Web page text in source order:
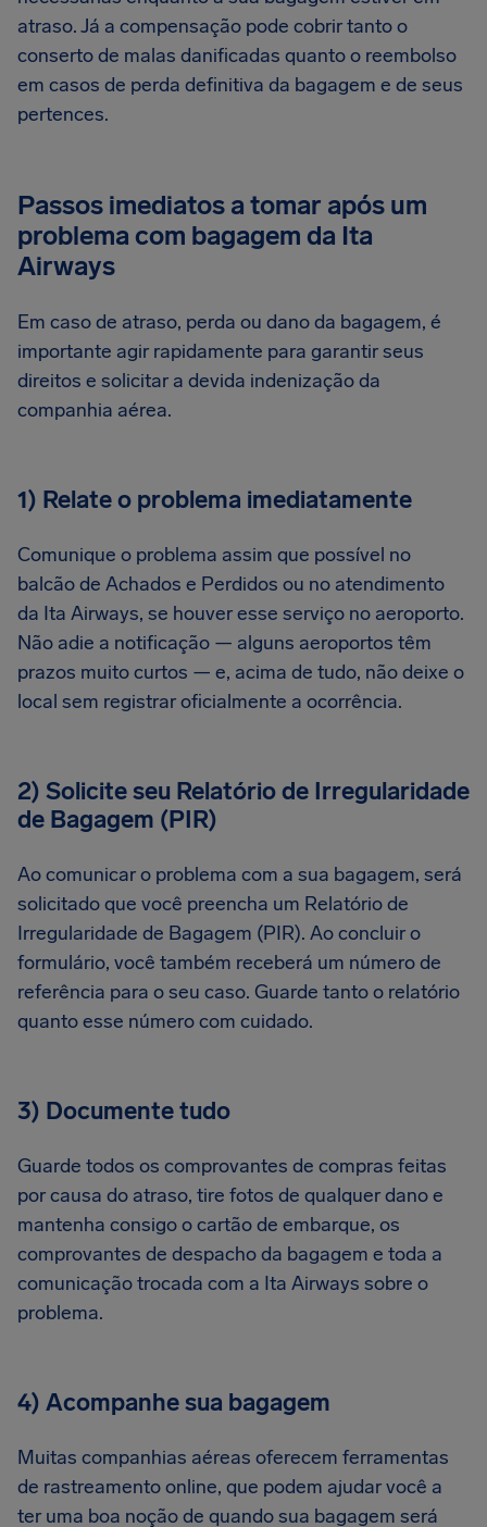
atraso. Já a compensação pode cobrir tanto o
conserto de malas danificadas quanto o reembolso
em casos de perda definitiva da bagagem e de seus
pertences.
Passos imediatos a tomar após um
problema com bagagem da Ita
Airways
Em caso de atraso, perda ou dano da bagagem, é
importante agir rapidamente para garantir seus
direitos e solicitar a devida indenização da
companhia aérea.
1) Relate o problema imediatamente
Comunique o problema assim que possível no
balcão de Achados e Perdidos ou no atendimento
da Ita Airways, se houver esse serviço no aeroporto.
Não adie a notificação — alguns aeroportos têm
prazos muito curtos — e, acima de tudo, não deixe o
local sem registrar oficialmente a ocorrência.
2) Solicite seu Relatório de Irregularidade
de Bagagem (PIR)
Ao comunicar o problema com a sua bagagem, será
solicitado que você preencha um Relatório de
Irregularidade de Bagagem (PIR). Ao concluir o
formulário, você também receberá um número de
referência para o seu caso. Guarde tanto o relatório
quanto esse número com cuidado.
3) Documente tudo
Guarde todos os comprovantes de compras feitas
por causa do atraso, tire fotos de qualquer dano e
mantenha consigo o cartão de embarque, os
comprovantes de despacho da bagagem e toda a
comunicação trocada com a Ita Airways sobre o
problema.
4) Acompanhe sua bagagem
Muitas companhias aéreas oferecem ferramentas
de rastreamento online, que podem ajudar você a
ter uma boa noção de quando sua bagagem será